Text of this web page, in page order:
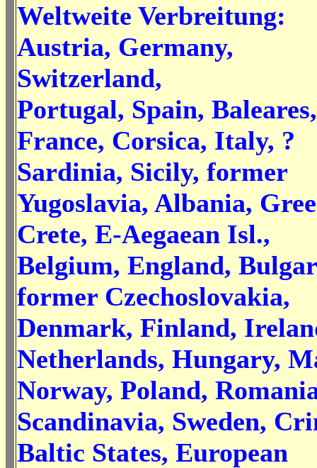
Weltweite Verbreitung:
Austria, Germany,
Switzerland,
Portugal, Spain, Baleares,
France, Corsica, Italy, ?
Sardinia, Sicily, former
Yugoslavia, Albania,
Crete, E-Aegaean Isl.,
Belgium, England,
former Czechoslovakia,
Denmark, Finland,
Netherlands, Hungary,
Norway, Poland,
Scandinavia, Sweden,
Baltic States, European